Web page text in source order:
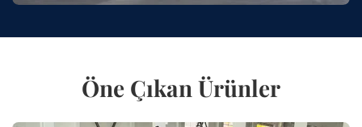
Öne Çıkan Ürünler